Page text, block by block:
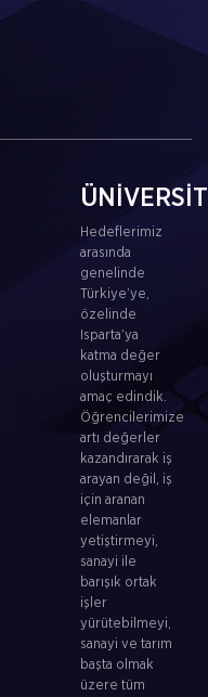
Hedeflerimiz
arasında
genelinde
Türkiye’ye,
özelinde
Isparta’ya
katma değer
oluşturmayı
amaç edindik.
Öğrencilerimize
artı değerler
kazandırarak iş
arayan değil, iş
için aranan
elemanlar
yetiştirmeyi,
sanayi ile
barışık ortak
işler
yürütebilmeyi,
sanayi ve tarım
başta olmak
üzere tüm